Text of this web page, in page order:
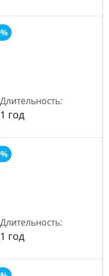
Длительность:
1 год
Длительность:
1 год